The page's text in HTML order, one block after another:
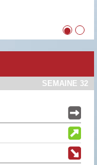
••
SEMAINE 32